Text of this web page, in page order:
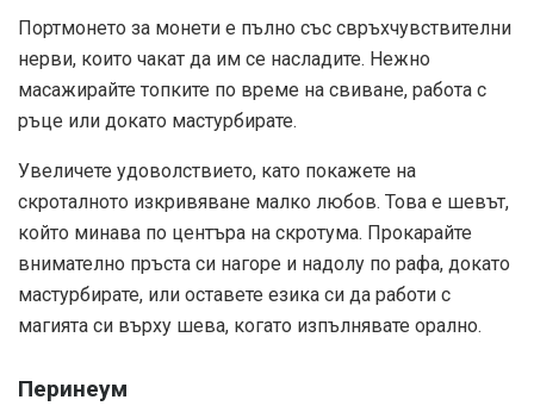
Портмонето за монети е пълно със свръхчувствителни
нерви, които чакат да им се насладите. Нежно
масажирайте топките по време на свиване, работа с
ръце или докато мастурбирате.
Увеличете удоволствието, като покажете на
скроталното изкривяване малко любов. Това е шевът,
който минава по центъра на скротума. Прокарайте
внимателно пръста си нагоре и надолу по рафа, докато
мастурбирате, или оставете езика си да работи с
магията си върху шева, когато изпълнявате орално.
Перинеум